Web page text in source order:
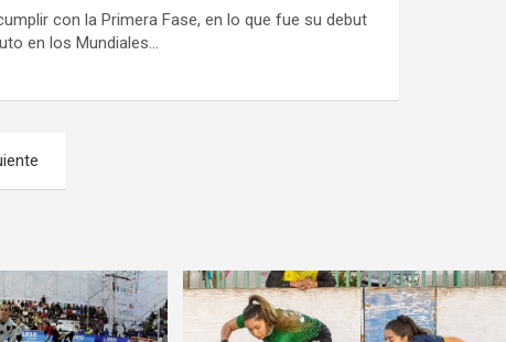
con la Primera Fase, en lo que fue su debut
en los Mundiales…